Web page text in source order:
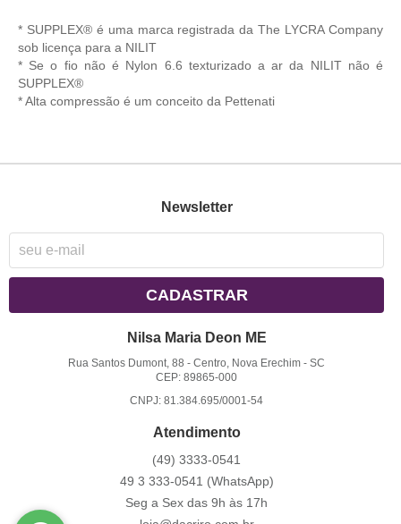
* SUPPLEX® é uma marca registrada da The LYCRA Company
sob licença para a NILIT
* Se o fio não é Nylon 6.6 texturizado a ar da NILIT não é
SUPPLEX®
* Alta compressão é um conceito da Pettenati
Newsletter
CADASTRAR
Nilsa Maria Deon ME
Rua Santos Dumont, 88 -Centro, Nova Erechim -SC
CEP: 89865-000
CNPJ: 81.384.695/0001-54
Atendimento
(49) 3333-0541
49 3 333-0541 (WhatsApp)
Seg a Sex das 9h às 17h